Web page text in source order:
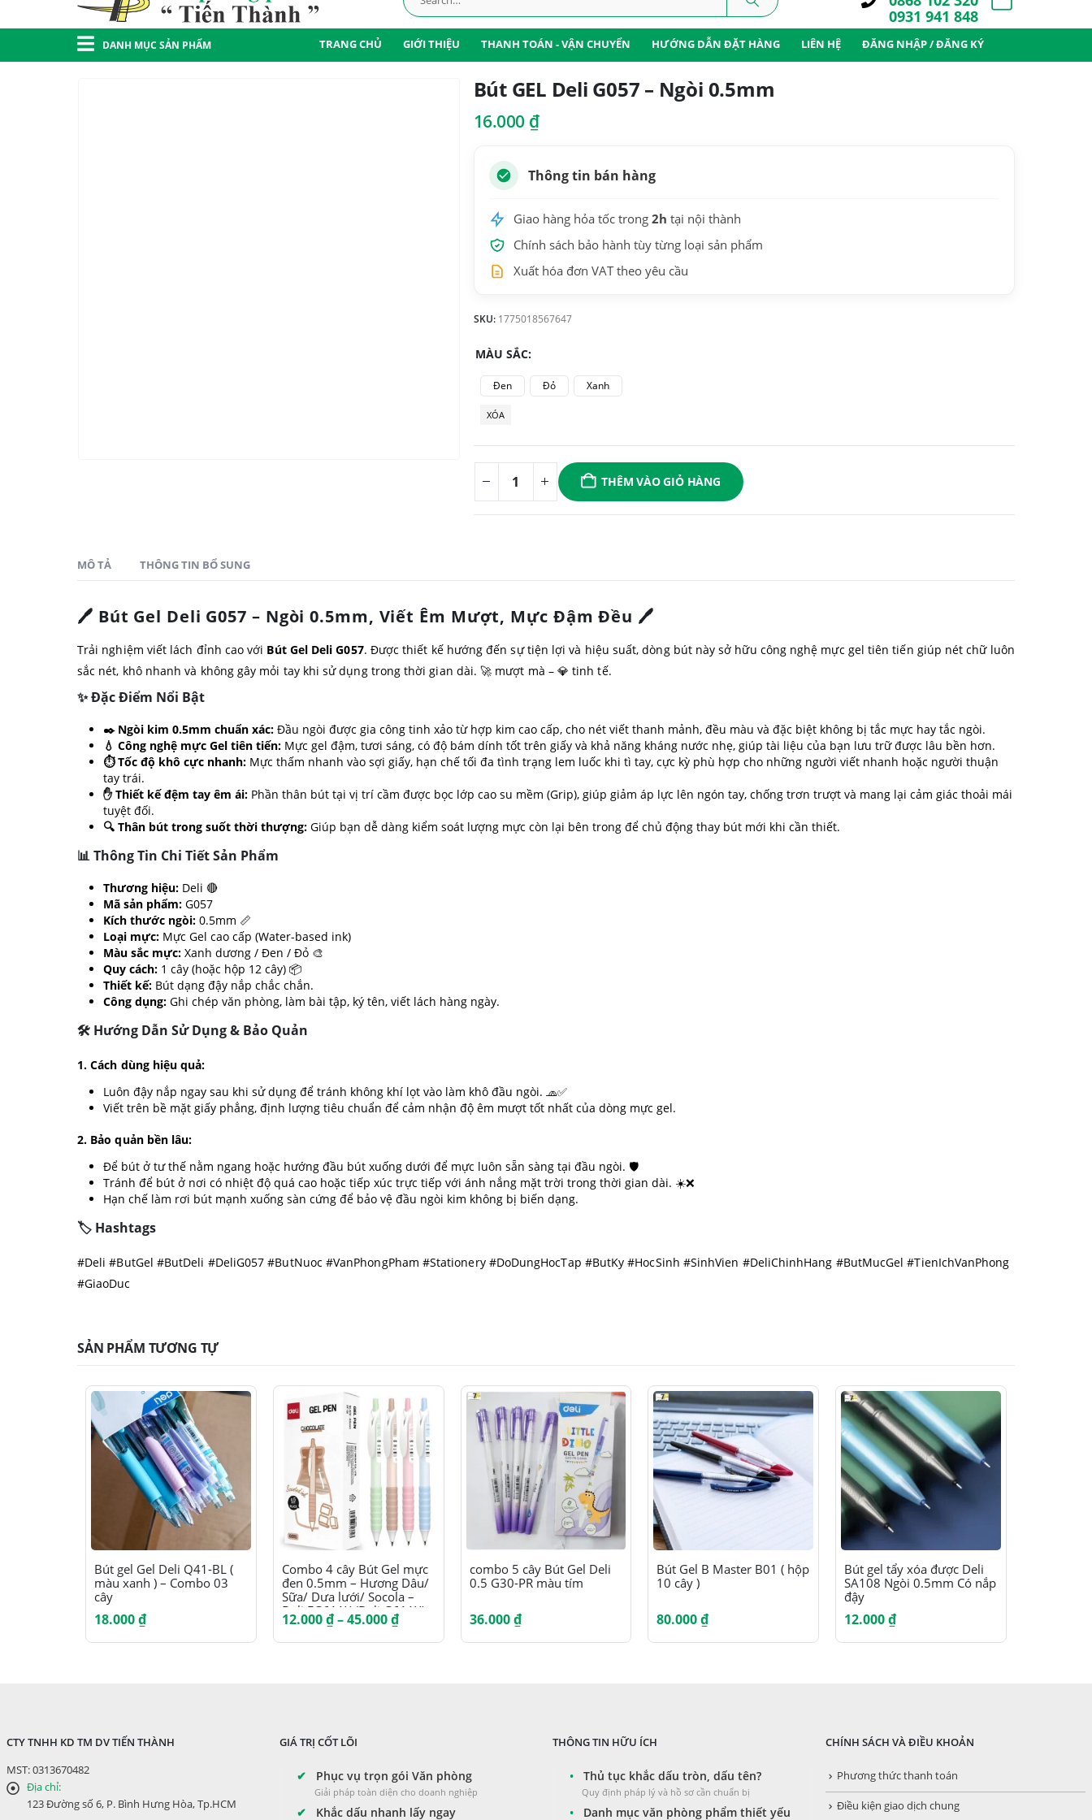
0931 941 848
DANH MỤC SẢN PHẨM TRANG CHỦ GIỚI THIỆU THANH TOÁN - VẬN CHUYỂN HƯỚNG DẪN ĐẶT HÀNG LIÊN HỆ ĐĂNG NHẬP / ĐĂNG KÝ
Bút GEL Deli G057 – Ngòi 0.5mm
16.000 ₫
Thông tin bán hàng
Giao hàng hỏa tốc trong 2h tại nội thành
Chính sách bảo hành tùy từng loại sản phẩm
Xuất hóa đơn VAT theo yêu cầu
SKU: 1775018567647
MÀU SẮC
Đen Đỏ Xanh
XÓA
THÊM VÀO GIỎ HÀNG
MÔ TẢ THÔNG TIN BỔ SUNG
🖊️ Bút Gel Deli G057 – Ngòi 0.5mm, Viết Êm Mượt, Mực Đậm Đều 🖊️
Trải nghiệm viết lách đỉnh cao với Bút Gel Deli G057. Được thiết kế hướng đến sự tiện lợi và hiệu suất, dòng bút này sở hữu công nghệ mực gel tiên tiến giúp nét chữ luôn
sắc nét, khô nhanh và không gây mỏi tay khi sử dụng trong thời gian dài. 🚀 mượt mà – 💎 tinh tế.
✨ Đặc Điểm Nổi Bật
✒️ Ngòi kim 0.5mm chuẩn xác: Đầu ngòi được gia công tinh xảo từ hợp kim cao cấp, cho nét viết thanh mảnh, đều màu và đặc biệt không bị tắc mực hay tắc ngòi.
💧 Công nghệ mực Gel tiên tiến: Mực gel đậm, tươi sáng, có độ bám dính tốt trên giấy và khả năng kháng nước nhẹ, giúp tài liệu của bạn lưu trữ được lâu bền hơn.
⏱️ Tốc độ khô cực nhanh: Mực thấm nhanh vào sợi giấy, hạn chế tối đa tình trạng lem luốc khi tì tay, cực kỳ phù hợp cho những người viết nhanh hoặc người thuận
tay trái.
✋ Thiết kế đệm tay êm ái: Phần thân bút tại vị trí cầm được bọc lớp cao su mềm (Grip), giúp giảm áp lực lên ngón tay, chống trơn trượt và mang lại cảm giác thoải mái
tuyệt đối.
🔍 Thân bút trong suốt thời thượng: Giúp bạn dễ dàng kiểm soát lượng mực còn lại bên trong để chủ động thay bút mới khi cần thiết.
📊 Thông Tin Chi Tiết Sản Phẩm
Thương hiệu: Deli 🔴
Mã sản phẩm: G057
Kích thước ngòi: 0.5mm 📏
Loại mực: Mực Gel cao cấp (Water-based ink)
Màu sắc mực: Xanh dương / Đen / Đỏ 🎨
Quy cách: 1 cây (hoặc hộp 12 cây) 📦
Thiết kế: Bút dạng đậy nắp chắc chắn.
Công dụng: Ghi chép văn phòng, làm bài tập, ký tên, viết lách hàng ngày.
🛠️ Hướng Dẫn Sử Dụng & Bảo Quản
1. Cách dùng hiệu quả:
Luôn đậy nắp ngay sau khi sử dụng để tránh không khí lọt vào làm khô đầu ngòi. 🧢✅
Viết trên bề mặt giấy phẳng, định lượng tiêu chuẩn để cảm nhận độ êm mượt tốt nhất của dòng mực gel.
2. Bảo quản bền lâu:
Để bút ở tư thế nằm ngang hoặc hướng đầu bút xuống dưới để mực luôn sẵn sàng tại đầu ngòi. 🛡️
Tránh để bút ở nơi có nhiệt độ quá cao hoặc tiếp xúc trực tiếp với ánh nắng mặt trời trong thời gian dài. ☀️❌
Hạn chế làm rơi bút mạnh xuống sàn cứng để bảo vệ đầu ngòi kim không bị biến dạng.
🏷️ Hashtags
#Deli #ButGel #ButDeli #DeliG057 #ButNuoc #VanPhongPham #Stationery #DoDungHocTap #ButKy #HocSinh #SinhVien #DeliChinhHang #ButMucGel #TienIchVanPhong
#GiaoDuc
SẢN PHẨM TƯƠNG TỰ
Bút gel Gel Deli Q41-BL (
màu xanh ) – Combo 03
cây
18.000₫
Sản phẩm này có nhiều biến thể. Các tùy chọn có thể được chọn trên trang sản phẩm
Combo 4 cây Bút Gel mực
đen 0.5mm – Hương Dâu/
Sữa/ Dưa lưới/ Socola –
Deli EG611X (Deli G611X)
12.000₫–45.000₫Khoảng
giá:
từ
combo 5 cây Bút Gel Deli
0.5 G30-PR màu tím
36.000₫
Sản phẩm này có nhiều biến thể. Các tùy chọn có thể được chọn trên trang sản phẩm
Bút Gel B Master B01 ( hộp
10 cây )
80.000₫
Sản phẩm này có nhiều biến thể. Các tùy chọn có thể được chọn trên trang sản phẩm
Bút gel tẩy xóa được Deli
SA108 Ngòi 0.5mm Có nắp
đậy
12.000₫
CTY TNHH KD TM DV TIẾN THÀNH
MST: 0313670482
Địa chỉ:
123 Đường số 6, P. Bình Hưng Hòa, Tp.HCM
GIÁ TRỊ CỐT LÕI
✔ Phục vụ trọn gói Văn phòng
Giải pháp toàn diện cho doanh nghiệp
✔ Khắc dấu nhanh lấy ngay
THÔNG TIN HỮU ÍCH
• Thủ tục khắc dấu tròn, dấu tên?
Quy định pháp lý và hồ sơ cần chuẩn bị
• Danh mục văn phòng phẩm thiết yếu
CHÍNH SÁCH VÀ ĐIỀU KHOẢN
Phương thức thanh toán
Điều kiện giao dịch chung